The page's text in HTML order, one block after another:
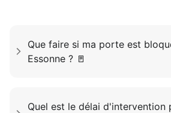
Que faire si ma porte est
Essonne ? 🚪
Quel est le délai d'intervention